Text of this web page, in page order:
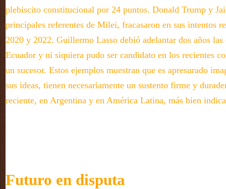
plebiscito constitucional por 24 puntos. Donald Trump y
principales referentes de Milei, fracasaron en sus intentos
2020 y 2022. Guillermo Lasso debió adelantar dos años las
Ecuador y ni siquiera pudo ser candidato en los recientes
un sucesor. Estos ejemplos muestran que es apresurado
sus ideas, tienen necesariamente un sustento firme y
reciente, en Argentina y en América Latina, más bien
Futuro en disputa